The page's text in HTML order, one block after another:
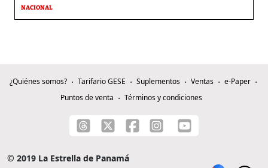
NACIONAL
¿Quiénes somos? Tarifario GESE Suplementos Ventas
e-Paper
Puntos de venta
Términos y condiciones
© 2019 La Estrella de Panamá